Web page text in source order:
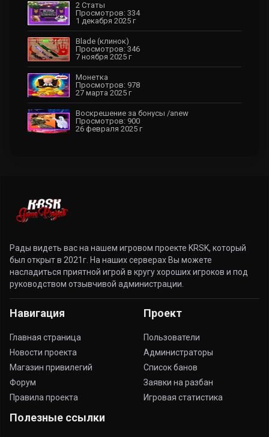
2 Статы
Просмотров: 334
1 декабря 2025 г
Blade (клинок)
Просмотров: 346
7 ноября 2025 г
Монетка
Просмотров: 978
27 марта 2025 г
Воскрешение за бонусы /anew
Просмотров: 900
26 февраля 2025 г
Рады видеть вас на нашем игровом проекте KRSK, который
был открыт в 2021г. На наших серверах Вы можете
насладиться приятной игрой в кругу хороших игроков и под
руководством отзывчивой администрации.
Навигация
Главная страница
Новости проекта
Магазин привилегий
Форум
Правила проекта
Проект
Пользователи
Администраторы
Список банов
Заявки на разбан
Игровая статистика
Полезные ссылки